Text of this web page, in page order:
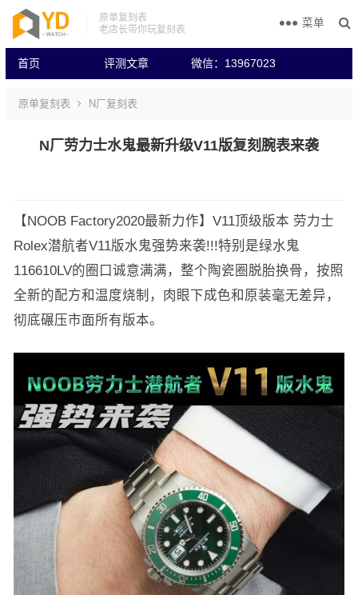
原单复刻表
老店长带你玩复刻表
首页 评测文章 微信：13967023
菜单
原单复刻表 N厂复刻表
N厂劳力士水鬼最新升级V11版复刻腕表来袭
【NOOB Factory2020最新力作】V11顶级版本 劳力士
Rolex潜航者V11版水鬼强势来袭!!!特别是绿水鬼
116610LV的圈口诚意满满，整个陶瓷圈脱胎换骨，按照
全新的配方和温度烧制，肉眼下成色和原装毫无差异，
彻底碾压市面所有版本。